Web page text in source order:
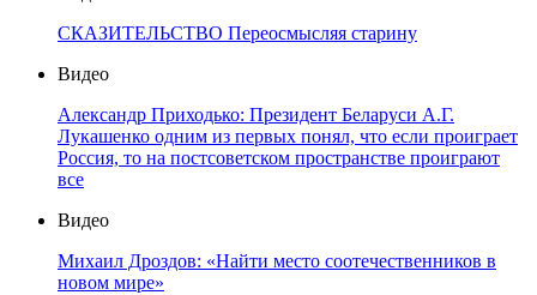
СКАЗИТЕЛЬСТВО Переосмысляя старину
Видео
Александр Приходько: Президент Беларуси А.Г.
Лукашенко одним из первых понял, что если проиграет
Россия, то на постсоветском пространстве проиграют
все
Видео
Михаил Дроздов: «Найти место соотечественников в
новом мире»